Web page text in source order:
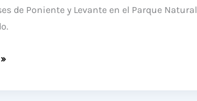
de Poniente y Levante en el Parque Natural